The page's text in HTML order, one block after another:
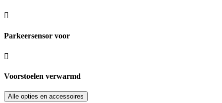
Parkeersensor voor
Voorstoelen verwarmd
Alle opties en accessoires